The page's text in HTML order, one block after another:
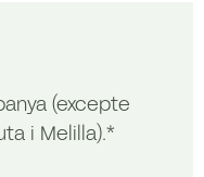
(excepte
i Melilla).*